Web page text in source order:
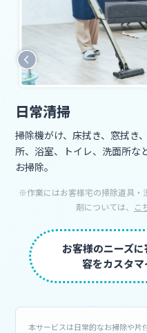
日常清掃
掃除機がけ、床拭き、窓拭き
所、浴室、トイレ、洗面所な
お掃除。
※作業にはお客様宅の掃除道具・
剤については、
こ
お客様のニーズ
容をカスタマ
本サービスは日常的なお掃除や片